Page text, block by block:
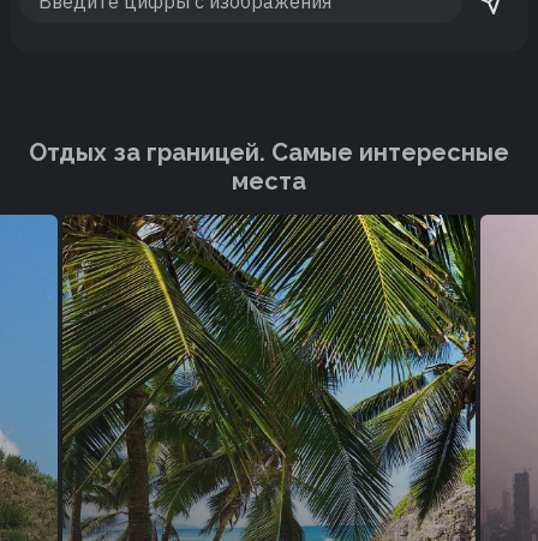
Отдых за границей. Cамые интересные
места